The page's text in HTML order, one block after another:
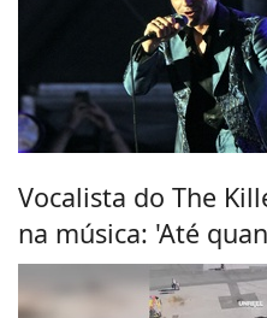
Vocalista do The
na música: 'Até